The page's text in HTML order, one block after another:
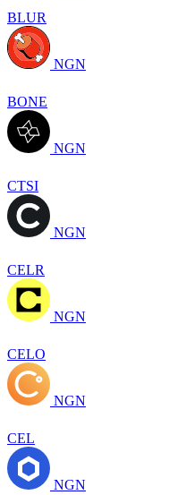
BLUR
NGN
BONE
NGN
CTSI
NGN
CELR
NGN
CELO
NGN
CEL
NGN